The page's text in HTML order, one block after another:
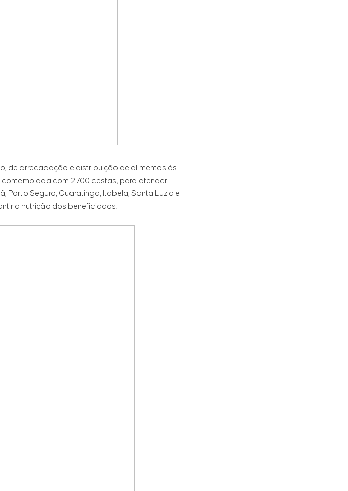
de arrecadação e distribuição de alimentos às
contemplada com 2.700 cestas, para atender
Porto Seguro, Guaratinga, Itabela, Santa Luzia e
a nutrição dos beneficiados.